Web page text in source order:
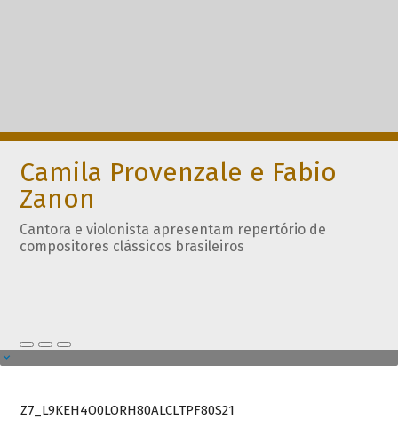
Camila Provenzale e Fabio
Zanon
Cantora e violonista apresentam repertório de
compositores clássicos brasileiros
Z7_L9KEH4O0LORH80ALCLTPF80S21